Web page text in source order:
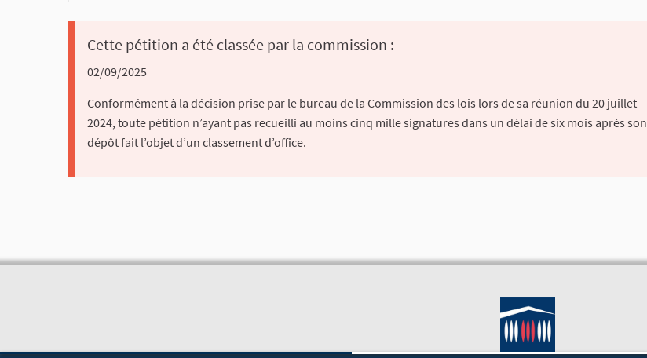
Cette pétition a été classée par la commission :
02/09/2025
Conformément à la décision prise par le bureau de la Commission des lois lors de sa réunion du 20 juillet
2024, toute pétition n’ayant pas recueilli au moins cinq mille signatures dans un délai de six mois après son
dépôt fait l’objet d’un classement d’office.